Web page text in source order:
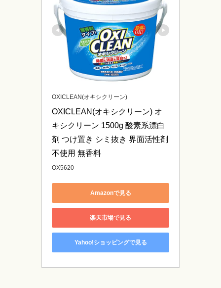
OXICLEAN(オキシクリーン)
OXICLEAN(オキシクリーン) オ
キシクリーン 1500g 酸素系漂白
剤 つけ置き シミ抜き 界面活性剤
不使用 無香料
OX5620
Amazonで見る
楽天市場で見る
Yahoo!ショッピングで見る